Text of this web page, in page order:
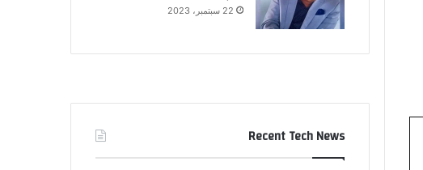
22 سبتمبر، 2023
Recent Tech News